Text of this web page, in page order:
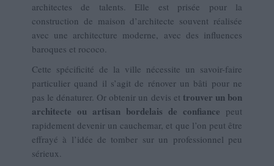
architectes de talents. Elle est prisée pour la
construction de maison d’architecte souvent réalisée
avec une architecture moderne, avec des influences
baroques et rococo.
Cette spécificité de la ville nécessite un savoir-faire
particulier quand il s’agit de rénover un bâti pour ne
pas le dénaturer. Or obtenir un devis et trouver un bon
architecte ou artisan bordelais de confiance peut
rapidement devenir un cauchemar, et que l’on peut être
effrayé à l’idée de tomber sur un professionnel peu
sérieux.